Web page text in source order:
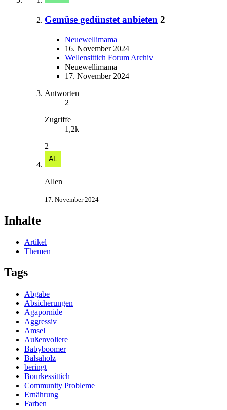
Gemüse gedünstet anbieten 2
Neuewellimama
16. November 2024
Wellensittich Forum Archiv
Neuewellimama
17. November 2024
Antworten
2
Zugriffe
1,2k
2
Allen
17. November 2024
Inhalte
Artikel
Themen
Tags
Abgabe
Absicherungen
Agapornide
Aggressiv
Amsel
Außenvoliere
Babyboomer
Balsaholz
beringt
Bourkessittich
Community Probleme
Ernährung
Farben